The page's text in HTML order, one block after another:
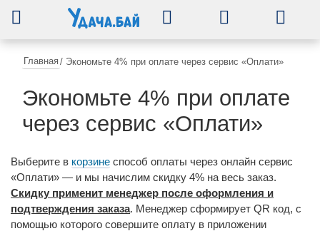
Главная/ Экономьте 4% при оплате через сервис «Оплати»
Экономьте 4% при оплате
через сервис «Оплати»
Выберите в корзине способ оплаты через онлайн сервис
«Оплати» — и мы начислим скидку 4% на весь заказ.
Скидку применит менеджер после оформления и
подтверждения заказа. Менеджер сформирует QR код, с
помощью которого совершите оплату в приложении